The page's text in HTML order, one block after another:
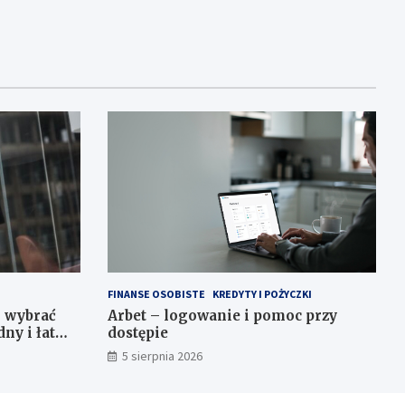
wybrać
i łatwy
FINANSE OSOBISTE KREDYTY I POŻYCZKI
Arbet – logowanie i pomoc przy
dostępie
5 sierpnia 2026